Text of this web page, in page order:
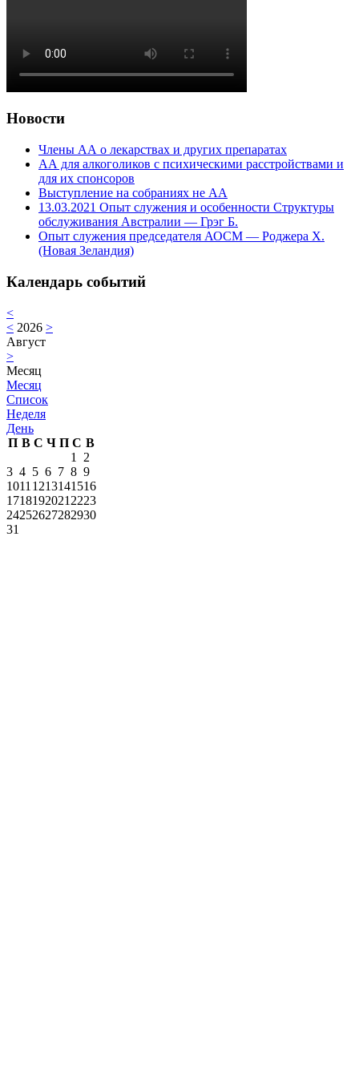
Новости
Члены АА о лекарствах и других препаратах
АА для алкоголиков с психическими расстройствами и
для их спонсоров
Выступление на собраниях не АА
13.03.2021 Опыт служения и особенности Структуры
обслуживания Австралии — Грэг Б.
Опыт служения председателя АОСМ — Роджера Х.
(Новая Зеландия)
Календарь событий
<
< 2026 >
Август
>
Месяц
Месяц
Список
Неделя
День
П В С Ч П С В
1
2
3 4 5 6 7 8 9
1011 1213141516
1718192021 2223
24252627282930
31